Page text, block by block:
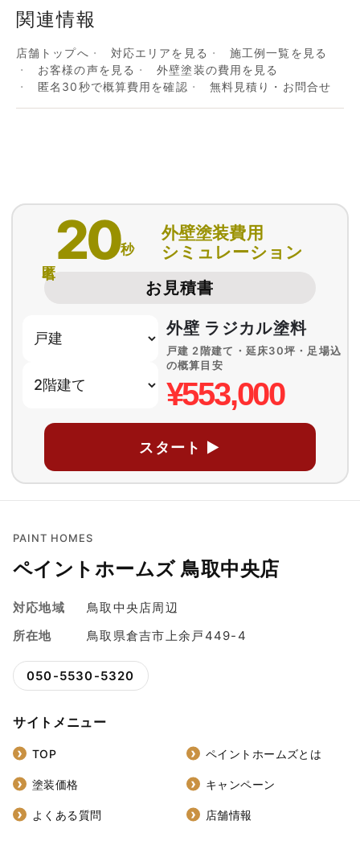
関連情報
店舗トップへ 対応エリアを見る
施工例一覧を見る
お客様の声を見る
外壁塗装の費用を見る
匿名30秒で概算費用を確認
無料見積り・お問合せ
20秒
外壁塗装費用
シミュレーション
お見積書
外壁 ラジカル塗料
戸建 2階建て・延床30坪・足場込
の概算目安
¥553,000
スタート ▶
PAINT HOMES
ペイントホームズ 鳥取中央店
対応地域
鳥取中央店周辺
所在地
鳥取県倉吉市上余戸449-4
050-5530-5320
サイトメニュー
TOP ペイントホームズとは
塗装価格 キャンペーン
よくある質問 店舗情報